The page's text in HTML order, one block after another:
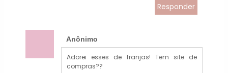
Responder
Anônimo
Adorei esses de franjas! Tem site de
compras??